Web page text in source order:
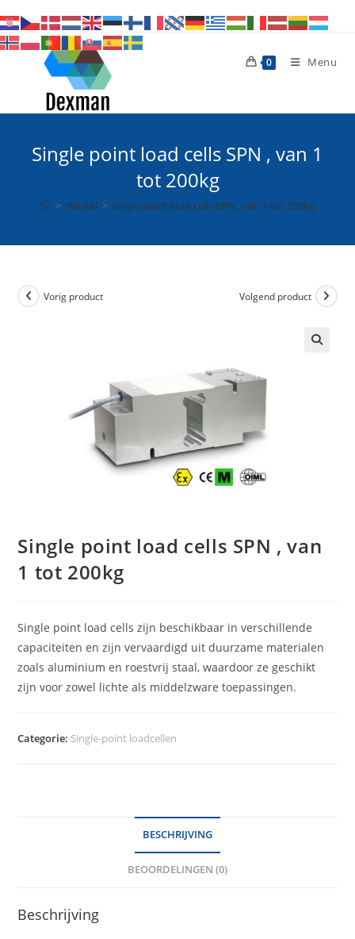
naar
inhoud
0 Menu
Single point load cells SPN , van 1
tot 200kg
> Winkel > Single point load cells SPN , van 1 tot 200kg
Vorig product Volgend product
Single point load cells SPN , van
1 tot 200kg
Single point load cells zijn beschikbaar in verschillende
capaciteiten en zijn vervaardigd uit duurzame materialen
zoals aluminium en roestvrij staal, waardoor ze geschikt
zijn voor zowel lichte als middelzware toepassingen.
Categorie: Single-point loadcellen
BESCHRIJVING
BEOORDELINGEN (0)
Beschrijving